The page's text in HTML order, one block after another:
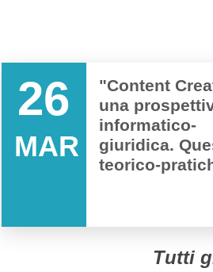
26
MAR
"Content
una
informatico-
giuridica.
teorico-
Tutti